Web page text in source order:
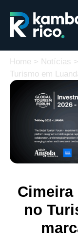
Home > Notícias >
Turismo em
no